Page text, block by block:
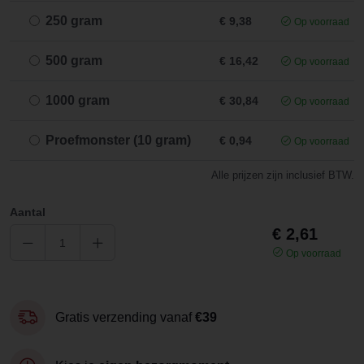
250 gram € 9,38 Op voorraad
500 gram € 16,42 Op voorraad
1000 gram € 30,84 Op voorraad
Proefmonster (10 gram) € 0,94 Op voorraad
Alle prijzen zijn inclusief BTW.
Aantal
€ 2,61
Op voorraad
Gratis verzending vanaf €39